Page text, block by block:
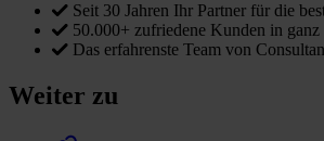
Seit 30 Jahren Ihr Partner für die
50.000+ zufriedene Kunden in ganz
Das erfahrenste Team von
Weiter zu